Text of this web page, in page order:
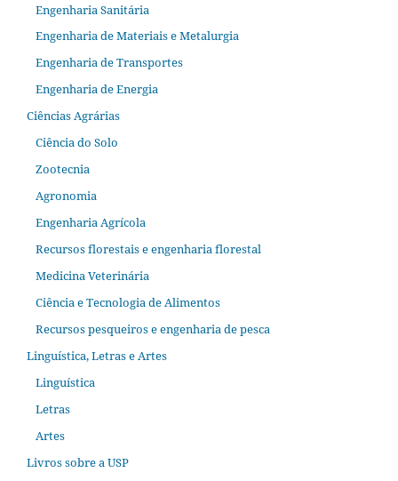
Engenharia Sanitária
Engenharia de Materiais e Metalurgia
Engenharia de Transportes
Engenharia de Energia
Ciências Agrárias
Ciência do Solo
Zootecnia
Agronomia
Engenharia Agrícola
Recursos florestais e engenharia florestal
Medicina Veterinária
Ciência e Tecnologia de Alimentos
Recursos pesqueiros e engenharia de pesca
Linguística, Letras e Artes
Linguística
Letras
Artes
Livros sobre a USP